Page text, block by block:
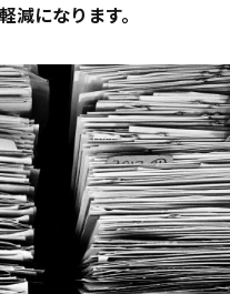
減になります。